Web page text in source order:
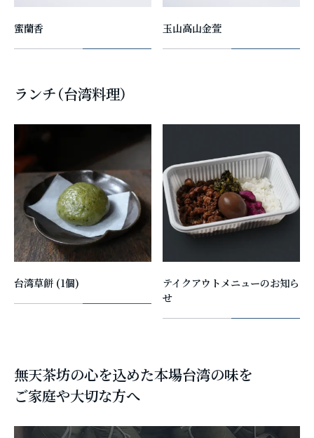
蜜蘭香 玉山高山金萱
ランチ（台湾料理）
台湾草餅 (1個)
テイクアウトメニューのお知ら
せ
無天茶坊の心を込めた本場台湾の味を
ご家庭や大切な方へ